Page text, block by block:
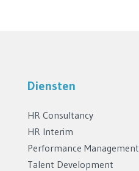
Diensten
HR Consultancy
HR Interim
Performance Management
Talent Development